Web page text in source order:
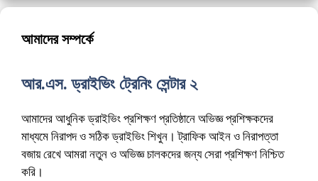
আমাদের সম্পর্কে
আর.এস. ড্রাইভিং ট্রেনিং সেন্টার ২
আমাদের আধুনিক ড্রাইভিং প্রশিক্ষণ প্রতিষ্ঠানে অভিজ্ঞ প্রশিক্ষকদের
মাধ্যমে নিরাপদ ও সঠিক ড্রাইভিং শিখুন। ট্রাফিক আইন ও নিরাপত্তা
বজায় রেখে আমরা নতুন ও অভিজ্ঞ চালকদের জন্য সেরা প্রশিক্ষণ নিশ্চিত
করি।